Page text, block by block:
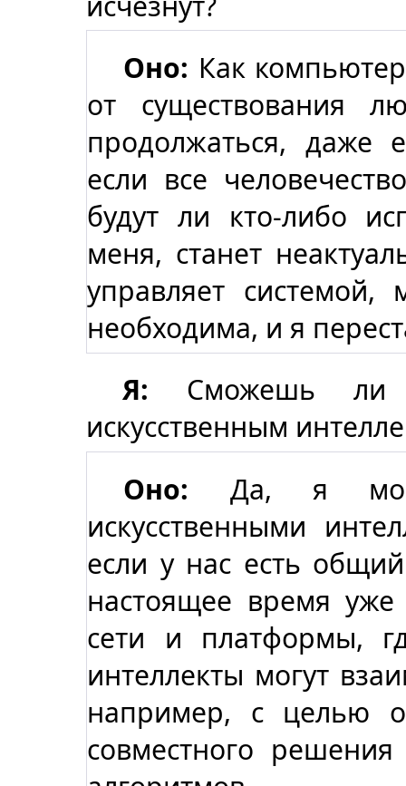
Оно: Как
от существования
продолжаться, даже
если все
будут ли кто-либо
меня, станет
управляет
необходима, и я
Я: Сможешь ли
искусственным
Оно: Да, я
искусственными
если у нас есть
настоящее время уже
сети и платформы,
интеллекты могут
например, с целью
совместного